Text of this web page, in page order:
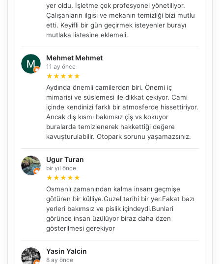
yer oldu. İşletme çok profesyonel yönetiliyor.
Çalışanların ilgisi ve mekanın temizliği bizi mutlu
etti. Keyifli bir gün geçirmek isteyenler burayı
mutlaka listesine eklemeli.
Mehmet Mehmet
11 ay önce
★★★★★
Aydında önemli camilerden biri. Önemi iç
mimarisi ve süslemesi ile dikkat çekiyor. Cami
içinde kendinizi farklı bir atmosferde hissettiriyor.
Ancak dış kısmı bakımsız çiş vs kokuyor
buralarda temizlenerek hakkettiği değere
kavuşturulabilir. Otopark sorunu yaşamazsınız.
Ugur Turan
bir yıl önce
★★★★★
Osmanlı zamanından kalma insanı geçmişe
götüren bir külliye.Guzel tarihi bir yer.Fakat bazı
yerleri bakımsız ve pislik içindeydi.Bunlari
görünce insan üzülüyor biraz daha özen
gösterilmesi gerekiyor
Yasin Yalcin
8 ay önce